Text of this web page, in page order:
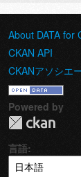
About DATA for
CKAN API
CKANアソシエ
Powered by
言語